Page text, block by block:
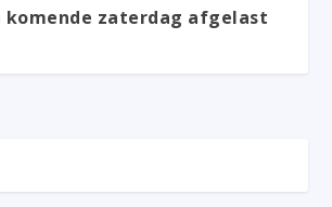
komende zaterdag afgelast